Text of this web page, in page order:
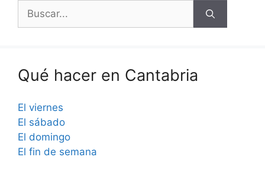
Buscar:
Qué hacer en Cantabria
El viernes
El sábado
El domingo
El fin de semana